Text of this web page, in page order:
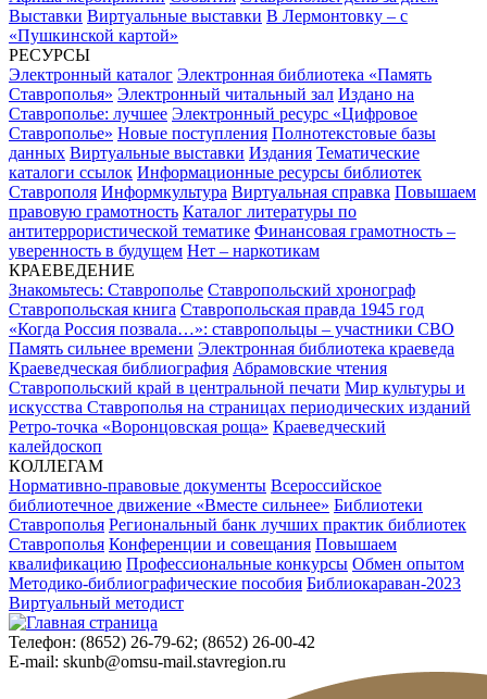
Выставки Виртуальные выставки В Лермонтовку – с
«Пушкинской картой»
РЕСУРСЫ
Электронный каталог Электронная библиотека «Память
Ставрополья» Электронный читальный зал Издано на
Ставрополье: лучшее Электронный ресурс «Цифровое
Ставрополье» Новые поступления Полнотекстовые базы
данных Виртуальные выставки Издания Тематические
каталоги ссылок Информационные ресурсы библиотек
Ставрополя Информкультура Виртуальная справка Повышаем
правовую грамотность Каталог литературы по
антитеррористической тематике Финансовая грамотность –
уверенность в будущем Нет – наркотикам
КРАЕВЕДЕНИЕ
Знакомьтесь: Ставрополье Ставропольский хронограф
Ставропольская книга Ставропольская правда 1945 год
«Когда Россия позвала…»: ставропольцы – участники СВО
Память сильнее времени Электронная библиотека краеведа
Краеведческая библиография Абрамовские чтения
Ставропольский край в центральной печати Мир культуры и
искусства Ставрополья на страницах периодических изданий
Ретро-точка «Воронцовская роща» Краеведческий
калейдоскоп
КОЛЛЕГАМ
Нормативно-правовые документы Всероссийское
библиотечное движение «Вместе сильнее» Библиотеки
Ставрополья Региональный банк лучших практик библиотек
Ставрополья Конференции и совещания Повышаем
квалификацию Профессиональные конкурсы Обмен опытом
Методико-библиографические пособия Библиокараван-2023
Виртуальный методист
Телефон: (8652) 26-79-62; (8652) 26-00-42
E-mail: skunb@omsu-mail.stavregion.ru